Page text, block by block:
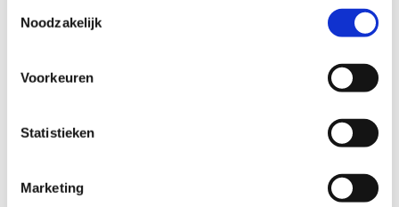
Noodzakelijk
Voorkeuren
Statistieken
Marketing